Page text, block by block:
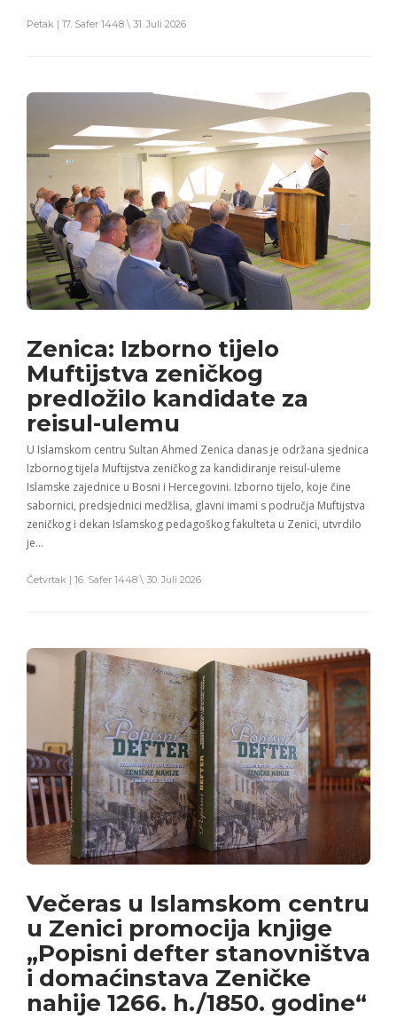
Petak | 17. Safer 1448 \ 31. Juli 2026
Zenica: Izborno tijelo
Muftijstva zeničkog
predložilo kandidate za
reisul-ulemu
U Islamskom centru Sultan Ahmed Zenica danas je održana sjednica
Izbornog tijela Muftijstva zeničkog za kandidiranje reisul-uleme
Islamske zajednice u Bosni i Hercegovini. Izborno tijelo, koje čine
sabornici, predsjednici medžlisa, glavni imami s područja Muftijstva
zeničkog i dekan Islamskog pedagoškog fakulteta u Zenici, utvrdilo
je…
Četvrtak | 16. Safer 1448 \ 30. Juli 2026
Večeras u Islamskom centru
u Zenici promocija knjige
„Popisni defter stanovništva
i domaćinstava Zeničke
nahije 1266. h./1850. godine“